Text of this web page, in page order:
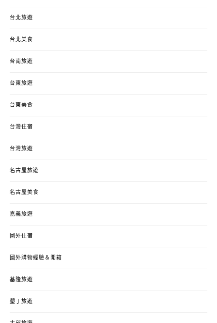
台北旅遊
台北美食
台南旅遊
台東旅遊
台東美食
台灣住宿
台灣旅遊
名古屋旅遊
名古屋美食
嘉義旅遊
國外住宿
國外購物經驗＆開箱
基隆旅遊
墾丁旅遊